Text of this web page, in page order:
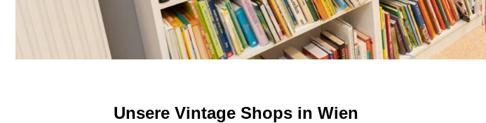
Unsere Vintage Shops in Wien